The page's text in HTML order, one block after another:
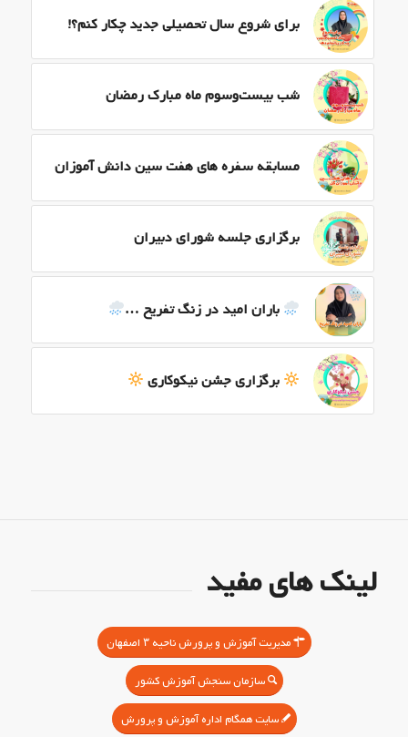
برای شروع سال تحصیلی جدید چکار کنم؟!
شب بیست‌وسوم ماه مبارک‌ رمضان
مسابقه سفره های هفت سین دانش آموزان
برگزاری جلسه شورای دبیران
باران امید در زنگ تفریح …
برگزاری جشن نیکوکاری
لینک های مفید
مدیریت آموزش و پرورش ناحیه ۳ اصفهان
سازمان سنجش آموزش کشور
سایت همگام اداره آموزش و پرورش